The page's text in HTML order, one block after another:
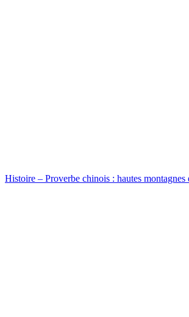
Histoire – Proverbe chinois : hautes montagnes